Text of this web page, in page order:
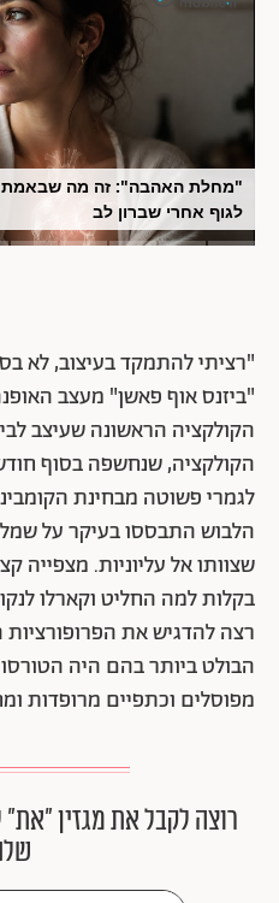
"מחלת האהבה": זה מה שבאמת
לגוף אחרי שברון לב
"רציתי להתמקד בעיצוב, לא
"ביזנס אוף פאשן" מעצב
הקולקציה הראשונה שעיצב
הקולקציה, שנחשפה בסוף
לגמרי פשוטה מבחינת
הלבוש התבססו בעיקר על
שצוותו אל עליוניות. מצפייה
בקלות למה החליט וקארלו
רצה להדגיש את
הבולט ביותר בהם היה
מפוסלים וכתפיים מרופדות
רוצה לקבל את מגזין ״את״